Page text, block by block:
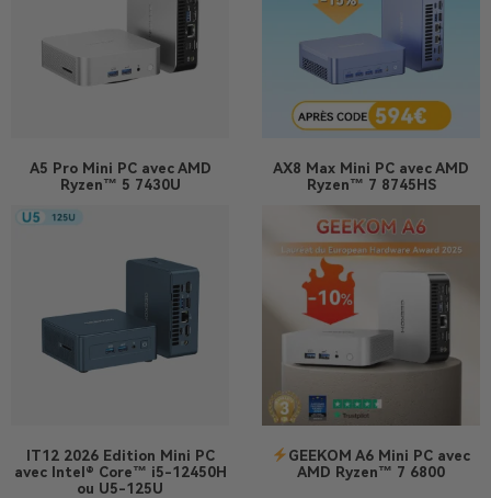
A5 ProMini PC avec AMD
Ryzen™ 5 7430U
AX8 Max Mini PC avec AMD
Ryzen™ 7 8745HS
IT12 2026 Edition Mini PC
avec Intel® Core™ i5-12450H
ou U5-125U
GEEKOM A6 Mini PC avec
AMD Ryzen™ 7 6800